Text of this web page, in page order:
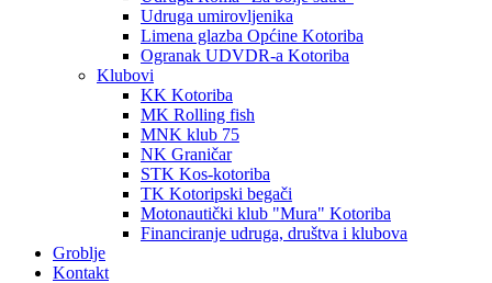
Udruga umirovljenika
Limena glazba Općine Kotoriba
Ogranak UDVDR-a Kotoriba
Klubovi
KK Kotoriba
MK Rolling fish
MNK klub 75
NK Graničar
STK Kos-kotoriba
TK Kotoripski begači
Motonautički klub "Mura" Kotoriba
Financiranje udruga, društva i klubova
Groblje
Kontakt